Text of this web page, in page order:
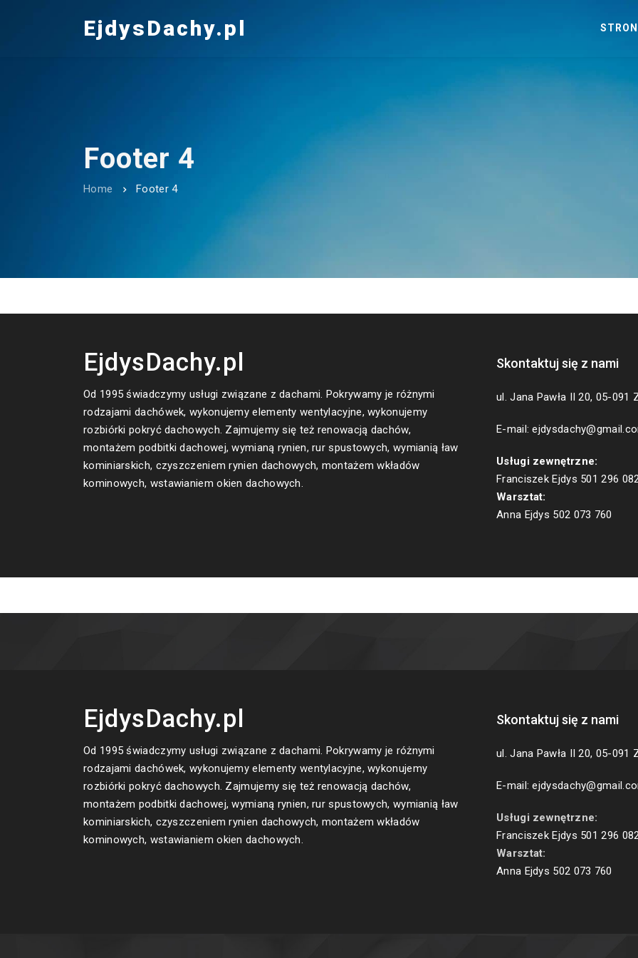
EjdysDachy.pl
Footer 4
Home Footer 4
EjdysDachy.pl
Od 1995 świadczymy usługi związane z dachami. Pokrywamy je różnymi
rodzajami dachówek, wykonujemy elementy wentylacyjne, wykonujemy
rozbiórki pokryć dachowych. Zajmujemy się też renowacją dachów,
montażem podbitki dachowej, wymianą rynien, rur spustowych, wymianią ław
kominiarskich, czyszczeniem rynien dachowych, montażem wkładów
kominowych, wstawianiem okien dachowych.
Skontaktuj się z nami
ul. Jana Pawła II 20, 05-091
E-mail:
Usługi zewnętrzne:
Franciszek Ejdys 501 296
Warsztat:
Anna Ejdys 502 073 760
EjdysDachy.pl
Od 1995 świadczymy usługi związane z dachami. Pokrywamy je różnymi
rodzajami dachówek, wykonujemy elementy wentylacyjne, wykonujemy
rozbiórki pokryć dachowych. Zajmujemy się też renowacją dachów,
montażem podbitki dachowej, wymianą rynien, rur spustowych, wymianią ław
kominiarskich, czyszczeniem rynien dachowych, montażem wkładów
kominowych, wstawianiem okien dachowych.
Skontaktuj się z nami
ul. Jana Pawła II 20, 05-091
E-mail:
Usługi zewnętrzne:
Franciszek Ejdys 501 296
Warsztat:
Anna Ejdys 502 073 760